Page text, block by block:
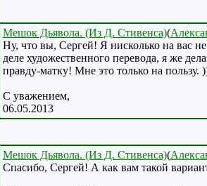
Мешок Дьявола. (Из Д. Стивенса)(
Ну, что вы, Сергей! Я нисколько на вас
деле художественного перевода, я же
правду-матку! Мне это только на пользу.
С уважением,
06.05.2013
Мешок Дьявола. (Из Д. Стивенса)(
Спасибо, Сергей! А как вам такой